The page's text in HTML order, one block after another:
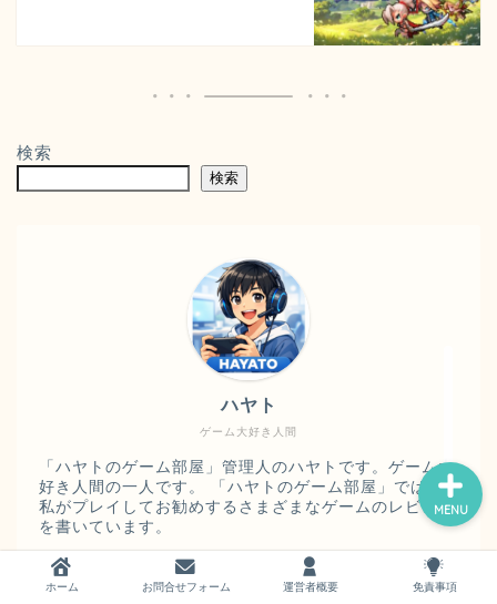
検索
検索
ゲーム大好き人間
ハヤト
「ハヤトのゲーム部屋」管理人のハヤトです。ゲーム大
好き人間の一人です。 「ハヤトのゲーム部屋」では、
私がプレイしてお勧めするさまざまなゲームのレビュー
を書いています。
ホーム お問合せフォーム 運営者概要 免責事項
MENU
お問い合わせ